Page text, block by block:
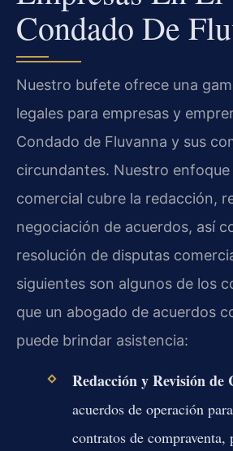
Condado De
Nuestro bufete ofrece una
legales para empresas y
Condado de Fluvanna y sus
circundantes. Nuestro
comercial cubre la redacción,
negociación de acuerdos, así
resolución de disputas
siguientes son algunos de los
que un abogado de acuerdos
puede brindar asistencia:
Redacción y Revisión de
acuerdos de operación
contratos de compraventa,